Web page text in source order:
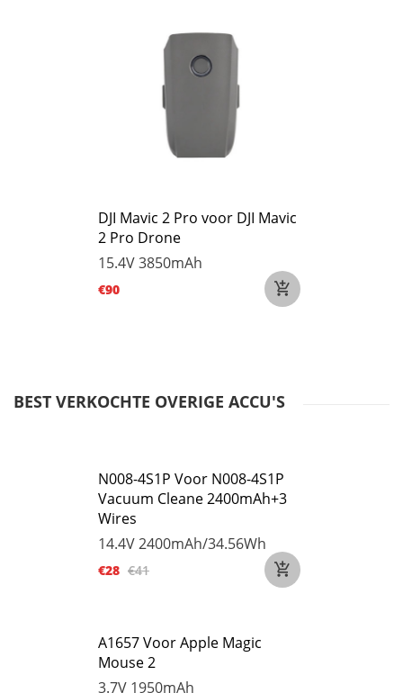
DJI Mavic 2 Pro voor DJI Mavic
2 Pro Drone
15.4V3850mAh
€90
BEST VERKOCHTE OVERIGE ACCU'S
N008-4S1P Voor N008-4S1P
Vacuum Cleane 2400mAh+3
Wires
14.4V2400mAh/34.56Wh
€28 €41
A1657 Voor Apple Magic
Mouse 2
3.7V 1950mAh